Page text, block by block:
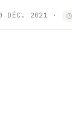
DÉC. 2021 ·